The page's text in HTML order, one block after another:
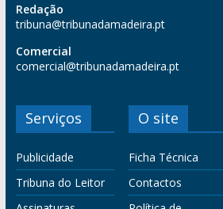
Redação
tribuna@tribunadamadeira.pt
Comercial
comercial@tribunadamadeira.pt
Serviços
Publicidade
Tribuna do Leitor
O site
Ficha Técnica
Contactos